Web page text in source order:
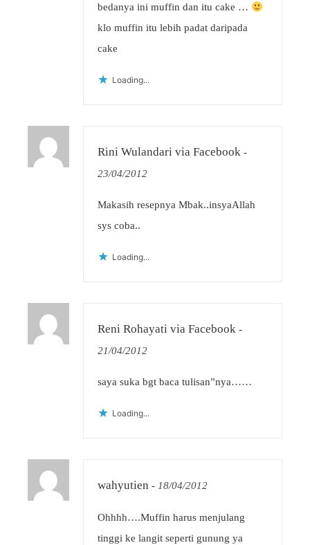
bedanya ini muffin dan itu cake …
klo muffin itu lebih padat daripada
cake
Loading...
Rini Wulandari via Facebook -
23/04/2012
Makasih resepnya Mbak..insyaAllah
sys coba..
Loading...
Reni Rohayati via Facebook -
21/04/2012
saya suka bgt baca tulisan”nya……
Loading...
wahyutien - 18/04/2012
Ohhhh….Muffin harus menjulang
tinggi ke langit seperti gunung ya